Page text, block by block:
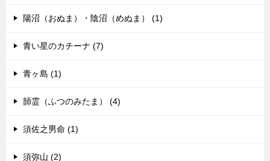
陽沼（おぬま）・陰沼（めぬま） (1)
青い星のカチーナ (7)
青ヶ島 (1)
韴霊（ふつのみたま） (4)
須佐之男命 (1)
須弥山 (2)